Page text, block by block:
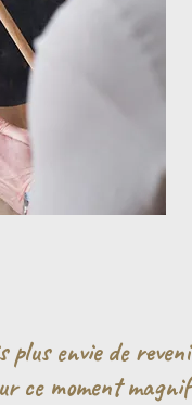
plus envie de
ce moment